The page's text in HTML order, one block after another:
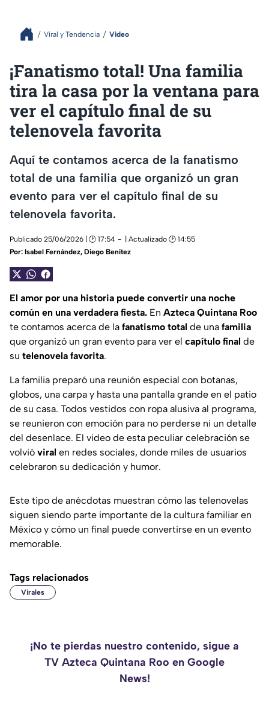
Viral y Tendencia Video
¡Fanatismo total! Una familia
tira la casa por la ventana para
ver el capítulo final de su
telenovela favorita
Aquí te contamos acerca de la fanatismo
total de una familia que organizó un gran
evento para ver el capítulo final de su
telenovela favorita.
Publicado 25/06/2026 | 🕑 17:54
| Actualizado 🕑 14:55
Por: Isabel Fernández, Diego Benítez
El amor por una historia puede convertir una noche
común en una verdadera fiesta. En Azteca Quintana Roo
te contamos acerca de la fanatismo total de una familia
que organizó un gran evento para ver el capítulo final de
su telenovela favorita.
La familia preparó una reunión especial con botanas,
globos, una carpa y hasta una pantalla grande en el patio
de su casa. Todos vestidos con ropa alusiva al programa,
se reunieron con emoción para no perderse ni un detalle
del desenlace. El video de esta peculiar celebración se
volvió viral en redes sociales, donde miles de usuarios
celebraron su dedicación y humor.
Este tipo de anécdotas muestran cómo las telenovelas
siguen siendo parte importante de la cultura familiar en
México y cómo un final puede convertirse en un evento
memorable.
Tags relacionados
Virales
¡No te pierdas nuestro contenido, sigue a
TV Azteca Quintana Roo en Google
News!